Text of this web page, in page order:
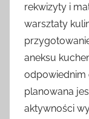
rekwizyty i
warsztaty
aneksu
odpowiednim
planowana
aktywności